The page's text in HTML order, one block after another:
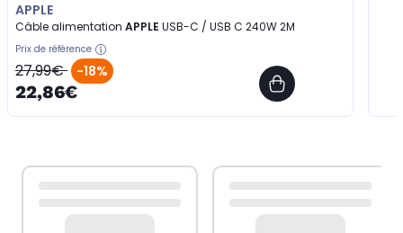
APPLE
Câble alimentation APPLE USB-C / USB C 240W 2M
Prix de référence
27,99€ -18%
22,86€